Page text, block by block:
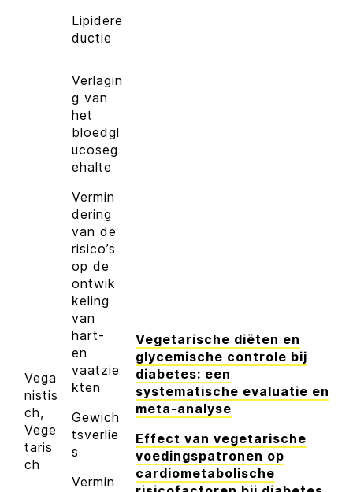
Lipidere
ductie
Vega
nistis
ch,
Vege
taris
ch
Verlagin
g van
het
bloedgl
ucoseg
ehalte
Vermin
dering
van de
risico’s
op de
ontwik
keling
van
hart-
en
vaatzie
kten
Gewich
tsverlie
s
Vermin
Vegetarische diëten en
glycemische controle bij
diabetes: een
systematische evaluatie en
meta-analyse
Effect van vegetarische
voedingspatronen op
cardiometabolische